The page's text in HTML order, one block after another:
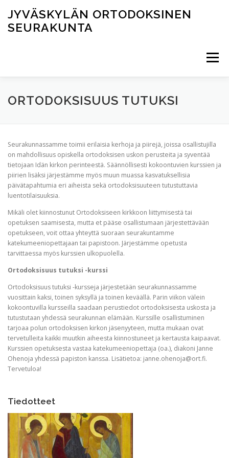
sisältöön
JYVÄSKYLÄN ORTODOKSINEN
SEURAKUNTA
Valikko
AJANKOHTAISTA JUMALANPALVELUKSET
YHTEYSTIEDOT ПО-РУССКИ
ORTODOKSISUUS TUTUKSI
Seurakunnassamme toimii erilaisia kerhoja ja piirejä, joissa osallistujilla
on mahdollisuus opiskella ortodoksisen uskon perusteita ja syventää
tietojaan Idän kirkon perinteestä. Säännöllisesti kokoontuvien kurssien ja
piirien lisäksi järjestämme myös muun muassa kasvatuksellisia
päivätapahtumia eri aiheista sekä ortodoksisuuteen tutustuttavia
luentotilaisuuksia.
Mikäli olet kiinnostunut Ortodoksiseen kirkkoon liittymisestä tai
opetuksen saamisesta, mutta et pääse osallistumaan järjestettävään
opetukseen, voit ottaa yhteyttä suoraan seurakuntamme
katekumeeniopettajaan tai papistoon. Järjestämme opetusta
tarvittaessa myös kurssien ulkopuolella.
Ortodoksisuus tutuksi -kurssi
Ortodoksisuus tutuksi -kursseja järjestetään seurakunnassamme
vuosittain kaksi, toinen syksyllä ja toinen keväällä. Parin viikon välein
kokoontuvilla kursseilla saadaan perustiedot ortodoksisesta uskosta ja
tutustutaan yhdessä seurakunnan elämään. Kurssille osallistuminen
tarjoaa polun ortodoksisen kirkon jäsenyyteen, mutta mukaan ovat
tervetulleita kaikki muutkin aiheesta kiinnostuneet ja kertausta kaipaavat.
Kurssien opetuksesta vastaa katekumeeniopettaja (oa.), diakoni Janne
Ohenoja yhdessä papiston kanssa. Lisätietoa: janne.ohenoja@ort.fi.
Tervetuloa!
Tiedotteet